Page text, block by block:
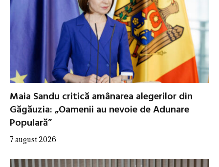
Maia Sandu critică amânarea alegerilor din
Găgăuzia: „Oamenii au nevoie de Adunare
Populară”
7 august 2026